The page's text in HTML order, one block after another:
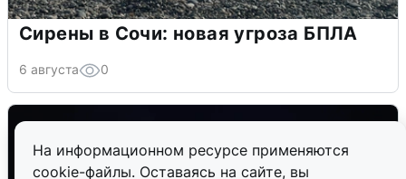
На информационном ресурсе применяются
cookie-файлы. Оставаясь на сайте, вы
Сирены в Сочи: новая угроза БПЛА
6 августа 0